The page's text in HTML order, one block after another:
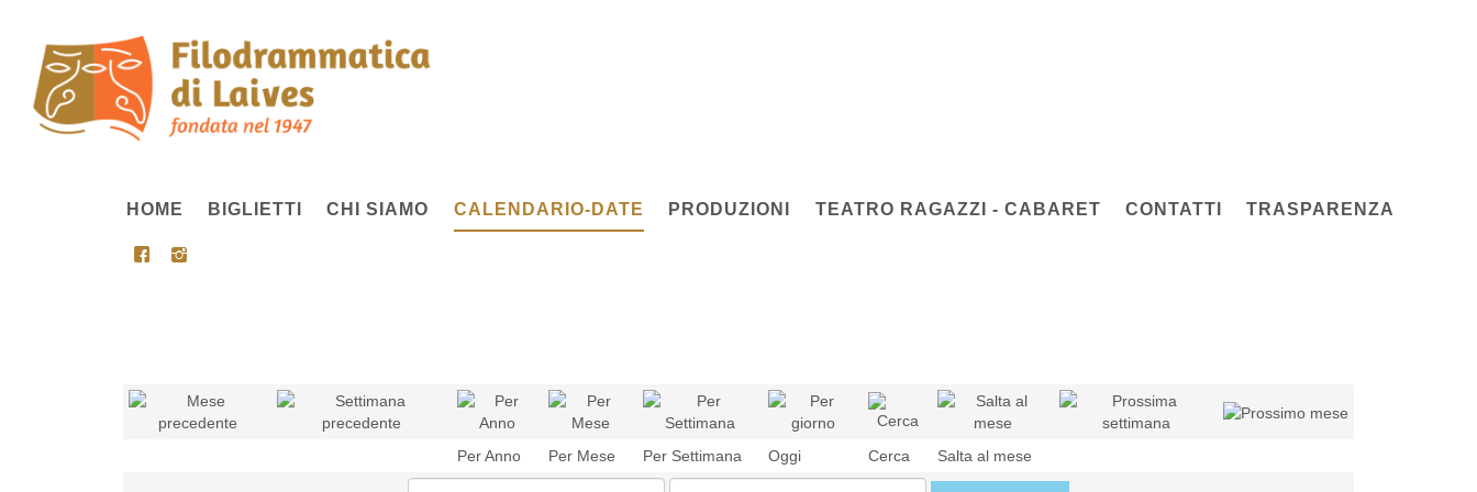
HOME BIGLIETTI CHI SIAMO CALENDARIO-DATE PRODUZIONI TEATRO RAGAZZI - CABARET CONTATTI TRASPARENZA
Per Anno Per Mese Per Settimana Oggi Cerca Salta al mese